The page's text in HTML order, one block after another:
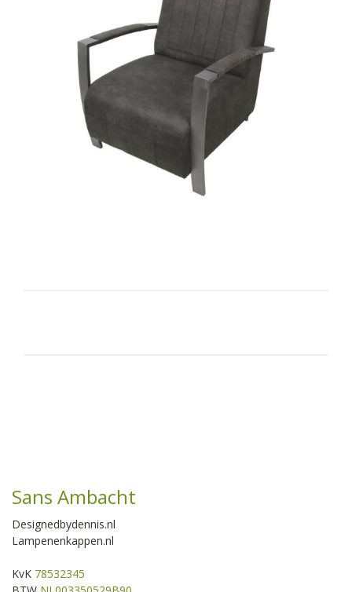
Sans Ambacht
Designedbydennis.nl
Lampenenkappen.nl
KvK 78532345